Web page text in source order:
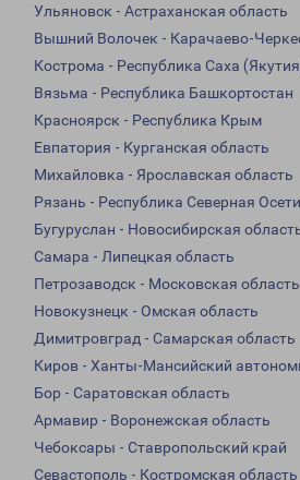
Ульяновск - Астраханская область
Вышний Волочек - Карачаево-
Кострома - Республика Саха
Вязьма - Республика Башкортостан
Красноярск - Республика Крым
Евпатория - Курганская область
Михайловка - Ярославская область
Рязань - Республика Северная
Бугуруслан - Новосибирская
Самара - Липецкая область
Петрозаводск - Московская область
Новокузнецк - Омская область
Димитровград - Самарская область
Киров - Ханты-Мансийский
Бор - Саратовская область
Армавир - Воронежская область
Чебоксары - Ставропольский край
Севастополь - Костромская область